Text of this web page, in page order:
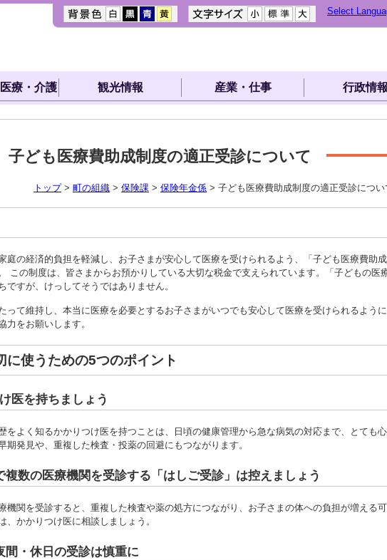
Select
療・介護 観光情報 産業・仕事 行政情報
子ども医療費助成制度の適正受診について
トップ> 町の組織 > 保険課 > 保険年金係 > 子ども医療費助成制度の適正受診につい
庭の経済的負担を軽減し、お子さまが安心して医療を受けられるよう、「子ども医療費助成
この制度は、皆さまからお預かりしている大切な税金で支えられています。「子どもの医
ですが、けっしてそうではありません。
って維持し、本当に医療を必要とするお子さまがいつでも安心して医療を受けられるように
力をお願いします。
に使うための5つのポイント
医を持ちましょう
をよく知るかかりつけ医を持つことは、日頃の健康管理から急な病気の対応まで、とても
期発見や、重複した検査・投薬の回避にもつながります。
複数の医療機関を受診する「はしご受診」は控えましょう
機関を受診すると、重複した検査や薬の処方につながり、お子さまの体への負担が増える
、かかりつけ医に相談しましょう。
間・休日の受診は慎重に